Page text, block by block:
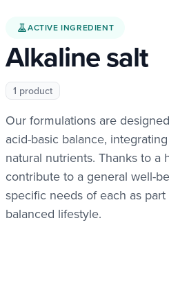
ACTIVE INGREDIENT
Alkaline salt
1 product
Our formulations are
acid-basic balance,
natural nutrients. Thanks to a
contribute to a general well-
specific needs of each as
balanced lifestyle.